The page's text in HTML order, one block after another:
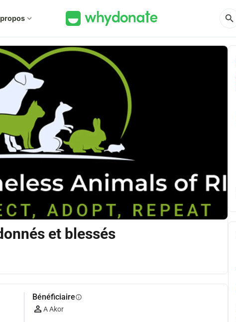
expand_more search
et blessés
Bénéficiaireinfo
A Akor